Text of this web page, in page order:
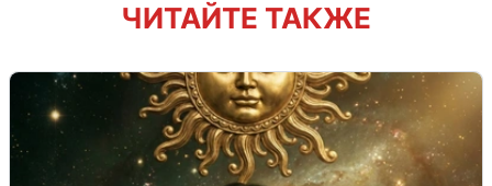
ЧИТАЙТЕ ТАКЖЕ